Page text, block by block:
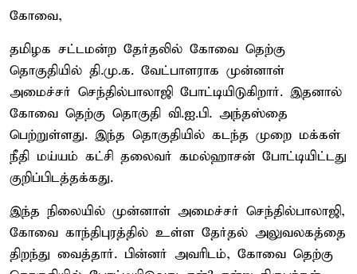
கோவை,
தமிழக சட்டமன்ற தேர்தலில் கோவை தெற்கு
தொகுதியில் தி.மு.க. வேட்பாளராக முன்னாள்
அமைச்சர் செந்தில்பாலாஜி போட்டியிடுகிறார். இதனால்
கோவை தெற்கு தொகுதி வி.ஐ.பி. அந்தஸ்தை
பெற்றுள்ளது. இந்த தொகுதியில் கடந்த முறை மக்கள்
நீதி மய்யம் கட்சி தலைவர் கமல்ஹாசன் போட்டியிட்டது
குறிப்பிடத்தக்கது.
இந்த நிலையில் முன்னாள் அமைச்சர் செந்தில்பாலாஜி,
கோவை காந்திபுரத்தில் உள்ள தேர்தல் அலுவலகத்தை
திறந்து வைத்தார். பின்னர் அவரிடம், கோவை தெற்கு